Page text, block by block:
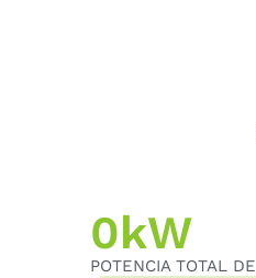
POTENCIA TOTAL
0kW